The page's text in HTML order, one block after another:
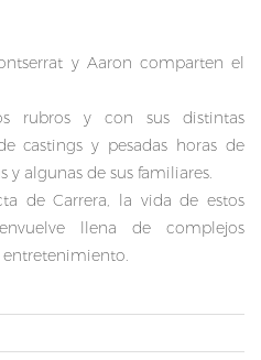
y Aaron comparten el
rubros y con sus distintas
castings y pesadas horas de
algunas de sus familiares.
de Carrera, la vida de estos
llena de complejos
entretenimiento.